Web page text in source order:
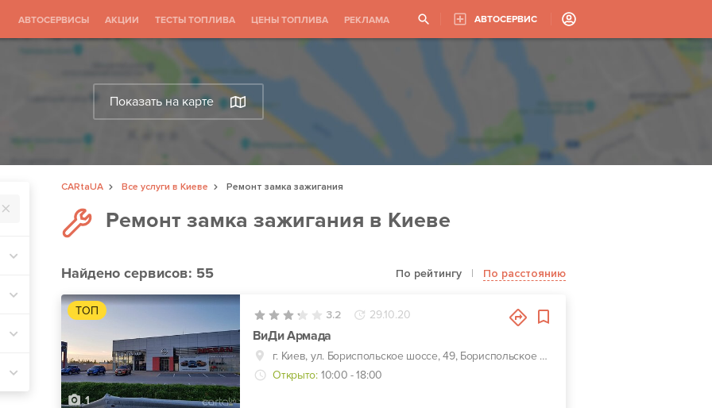
АВТОСЕРВИСЫ АКЦИИ ТЕСТЫ ТОПЛИВА ЦЕНЫ ТОПЛИВА РЕКЛАМА АВТОСЕРВИС
Показать на карте
CARtaUA Все услуги в Киеве
Ремонт замка зажигания
Ремонт замка зажигания в Киеве
Найденосервисов: 55 По рейтингу | По расстоянию
ТОП
1
3.2 29.10.20
ВиДи Армада
г. Киев, ул. Бориспольское шоссе, 49, Бориспольское шоссе 32км (поворот на аэропорт, 7 мин. от Киева), Чубинське, Киевская обл., 08321
Открыто: 10:00 - 18:00